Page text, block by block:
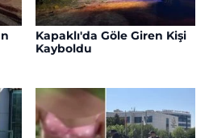
Kapaklı'da Göle Giren Kişi
Kayboldu